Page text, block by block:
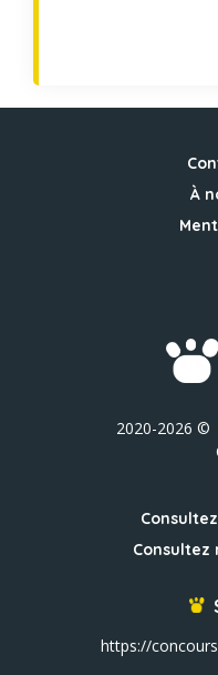
À
2020-2026 ©
Consultez
https://